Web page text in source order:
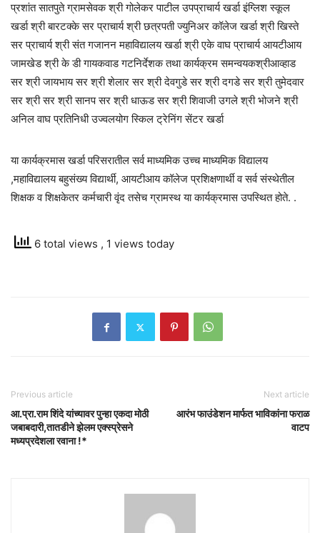
प्रशांत सातपुते ग्रामसेवक श्री गोलेकर पाटील उपप्राचार्य खर्डा इंग्लिश स्कूल
खर्डा श्री बारटक्के सर प्राचार्य श्री छत्रपती ज्युनिअर कॉलेज खर्डा श्री खिस्ते
सर प्राचार्य श्री संत गजानन महाविद्यालय खर्डा श्री एके वाघ प्राचार्य आयटीआय
जामखेड श्री के डी गायकवाड गटनिर्देशक तथा कार्यक्रम समन्वयकश्रीआव्हाड
सर श्री जायभाय सर श्री शेलार सर श्री देवगुडे सर श्री दगडे सर श्री तुमेदवार
सर श्री सर श्री सानप सर श्री धाऊड सर श्री शिवाजी उगले श्री भोजने श्री
अनिल वाघ प्रतिनिधी उज्वलयोग स्किल ट्रेनिंग सेंटर खर्डा
या कार्यक्रमास खर्डा परिसरातील सर्व माध्यमिक उच्च माध्यमिक विद्यालय
,महाविद्यालय बहुसंख्य विद्यार्थी, आयटीआय कॉलेज प्रशिक्षणार्थी व सर्व संस्थेतील
शिक्षक व शिक्षकेतर कर्मचारी वृंद तसेच ग्रामस्थ या कार्यक्रमास उपस्थित होते. .
6 total views , 1 views today
Previous article
आ.प्रा.राम शिंदे यांच्यावर पुन्हा एकदा मोठी
जबाबदारी,तातडीने झेलम एक्स्प्रेसने
मध्यप्रदेशला रवाना !*
Next article
आरंभ फाउंडेशन मार्फत भाविकांना फराळ
वाटप